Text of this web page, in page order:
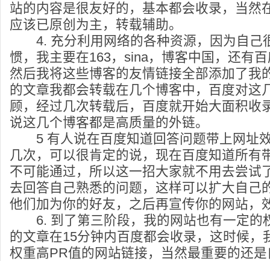
站的内容是很友好的，基本都会收录，当然
应该已原创为主，转载辅助。
4. 充分利用网络的各种资源，因为自己
惯，我主要在163，sina，博客中国，还有
然后我将这些博客的友情链接全部添加了我
的文章我都会转载在几个博客中，百度对这
顾，经过几次转载后，百度就开始大面积收
说这几个博客都是高质量的外链。
5 有人说在百度知道回答问题带上网址
几次，可以很肯定的说，现在百度知道所有
不可能通过，所以这一招大家就不用去尝试
去回答自己熟悉的问题，这样可以扩大自己
他们加为你的好友，之后再宣传你的网站，
6. 到了第三阶段，我的网站也有一定的
的文章在15分钟内百度都会收录，这时候，
权重高PR值的网站链接，当然最重要的还